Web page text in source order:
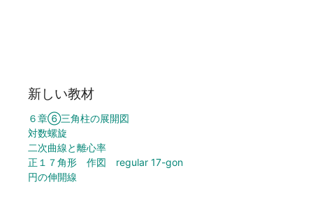
新しい教材
６章⑥三角柱の展開図
対数螺旋
二次曲線と離心率
正１７角形 作図 regular 17-gon
円の伸開線